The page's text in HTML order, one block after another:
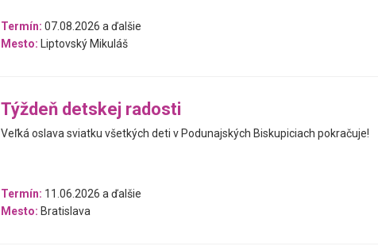
Termín: 07.08.2026 a ďalšie
Mesto: Liptovský Mikuláš
Týždeň detskej radosti
Veľká oslava sviatku všetkých deti v Podunajských Biskupiciach pokračuje!
Termín: 11.06.2026 a ďalšie
Mesto: Bratislava